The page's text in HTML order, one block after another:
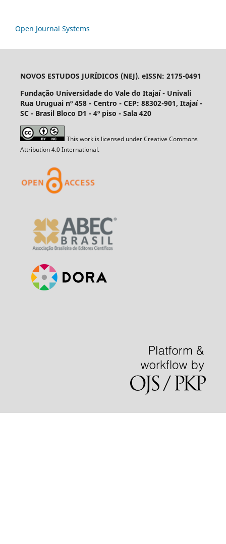
Open Journal Systems
NOVOS ESTUDOS JURÍDICOS (NEJ). eISSN: 2175-0491
Fundação Universidade do Vale do Itajaí - Univali
Rua Uruguai nº 458 - Centro - CEP: 88302-901, Itajaí­ -
SC - Brasil Bloco D1 - 4º piso - Sala 420
This work is licensed under Creative Commons
Attribution 4.0 International.